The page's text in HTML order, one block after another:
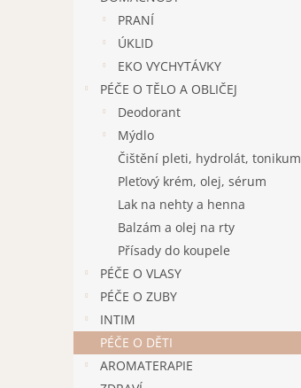
PRANÍ
ÚKLID
EKO VYCHYTÁVKY
PÉČE O TĚLO A OBLIČEJ
Deodorant
Mýdlo
Čištění pleti, hydrolát, tonikum
Pleťový krém, olej, sérum
Lak na nehty a henna
Balzám a olej na rty
Přísady do koupele
PÉČE O VLASY
PÉČE O ZUBY
INTIM
PÉČE O DĚTI
AROMATERAPIE